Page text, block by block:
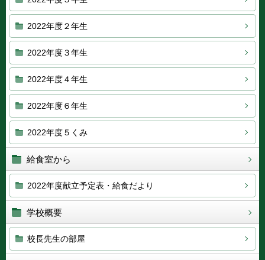
2022年度２年生
2022年度３年生
2022年度４年生
2022年度６年生
2022年度５くみ
給食室から
2022年度献立予定表・給食だより
学校概要
校長先生の部屋